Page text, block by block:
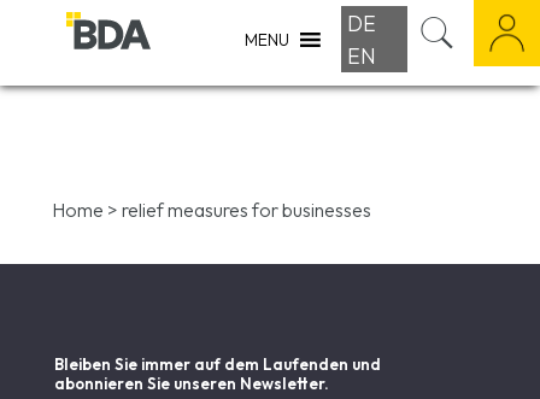
MENU
DE
EN
Home > relief measures for businesses
Bleiben Sie immer auf dem Laufenden und
abonnieren Sie unseren Newsletter.